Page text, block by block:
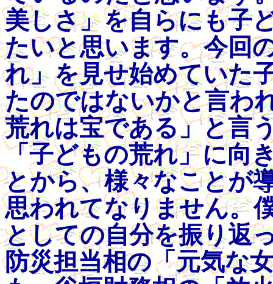
美しさ」を自らにも子
たいと思います。今回
れ」を見せ始めていた
たのではないかと言わ
荒れは宝である」と言
「子どもの荒れ」に向
とから、様々なことが
思われてなりません。
としての自分を振り返
防災担当相の「元気な